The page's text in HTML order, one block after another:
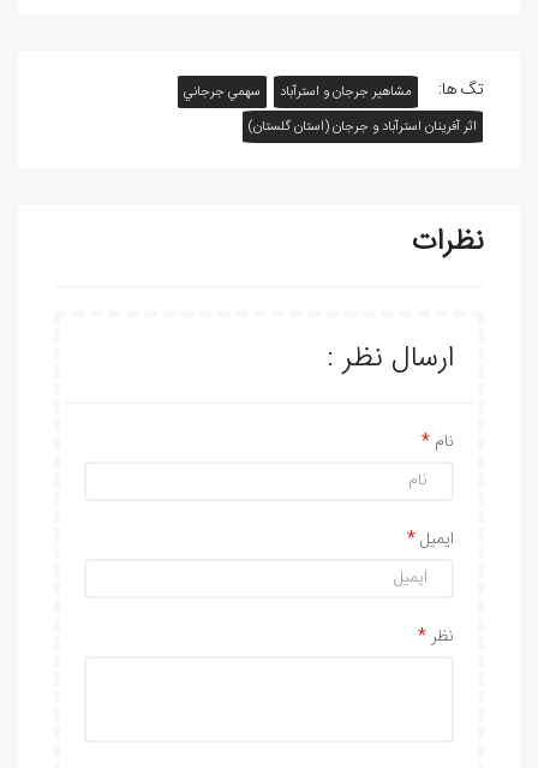
تگ ها: مشاهیر جرجان و استرآباد
سهمي جرجاني
اثر آفرينان استرآباد و جرجان (استان گلستان)
نظرات
ارسال نظر :
نام
ایمیل
نظر